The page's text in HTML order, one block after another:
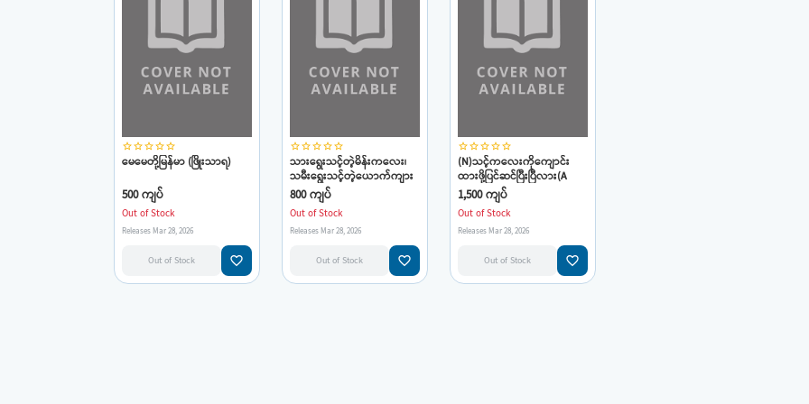
star_borderstar_borderstar_borderstar_borderstar_border
မေမေတို့မြန်မာ (ဖြိုးသာရ)
500 ကျပ်
Out of Stock
Releases Mar 28, 2026
Out of Stock favorite_border
star_borderstar_borderstar_borderstar_borderstar_border
သားရွေးသင့်တဲ့မိန်းကလေး၊
သမီးရွေးသင့်တဲ့ယောက်ကျား
လေး (ဖြိုးသာရ)
800 ကျပ်
Out of Stock
Releases Mar 28, 2026
Out of Stock favorite_border
star_borderstar_borderstar_borderstar_borderstar_border
(N)သင့်ကလေးကိုကျောင်း
ထားဖို့ပြင်ဆင်ပြီးပြီလား(A
Parents Guide to prep aring
your chilld for school by
anitha vasanth bennett)
(ဖြိုးသာရ)
1,500 ကျပ်
Out of Stock
Releases Mar 28, 2026
Out of Stock favorite_border